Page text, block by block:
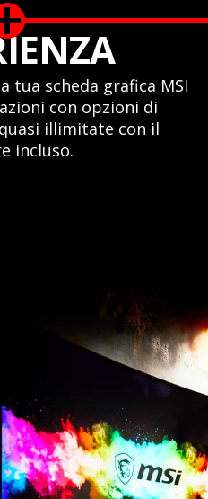
tua scheda grafica MSI
con opzioni di
illimitate con il
incluso.